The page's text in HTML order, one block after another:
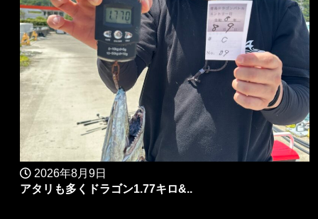
2026年8月9日
アタリも多くドラゴン1.77キロ&..